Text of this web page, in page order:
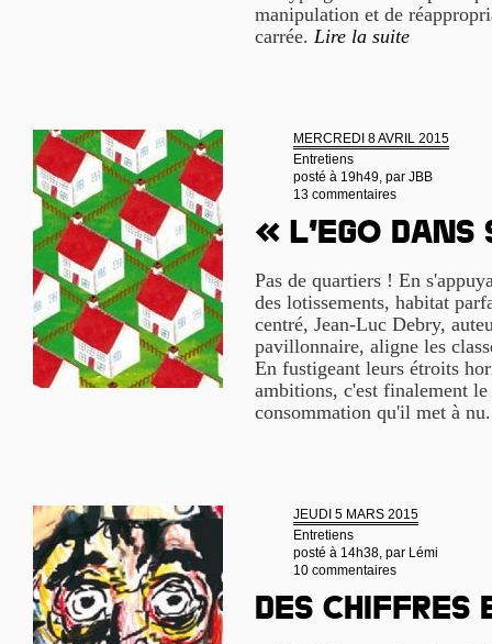
manipulation et de
carrée. Lire la suite
MERCREDI 8 AVRIL 2015
Entretiens
posté à 19h49, par JBB
13 commentaires
« L’ego
Pas de quartiers ! En
des lotissements, habitat
centré, Jean-Luc Debry,
pavillonnaire, aligne les
En fustigeant leurs étroits
ambitions, c'est finalement le
consommation qu'il met à
JEUDI 5 MARS 2015
Entretiens
posté à 14h38, par Lémi
10 commentaires
Des chiffres